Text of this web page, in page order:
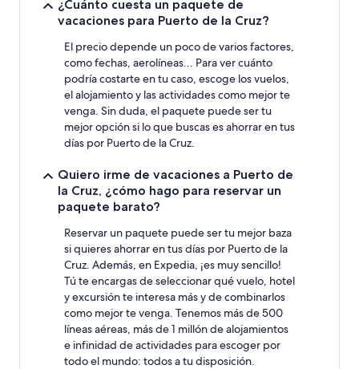
2 adultos.
disponibilidad
cambios.
aplicarse
condiciones
adicionales.
¿Cuánto cuesta un paquete de
vacaciones para Puerto de la Cruz?
El precio depende un poco de varios factores,
como fechas, aerolíneas... Para ver cuánto
podría costarte en tu caso, escoge los vuelos,
el alojamiento y las actividades como mejor te
venga. Sin duda, el paquete puede ser tu
mejor opción si lo que buscas es ahorrar en tus
días por Puerto de la Cruz.
Quiero irme de vacaciones a Puerto de
la Cruz, ¿cómo hago para reservar un
paquete barato?
Reservar un paquete puede ser tu mejor baza
si quieres ahorrar en tus días por Puerto de la
Cruz. Además, en Expedia, ¡es muy sencillo!
Tú te encargas de seleccionar qué vuelo, hotel
y excursión te interesa más y de combinarlos
como mejor te venga. Tenemos más de 500
líneas aéreas, más de 1 millón de alojamientos
e infinidad de actividades para escoger por
todo el mundo: todos a tu disposición.